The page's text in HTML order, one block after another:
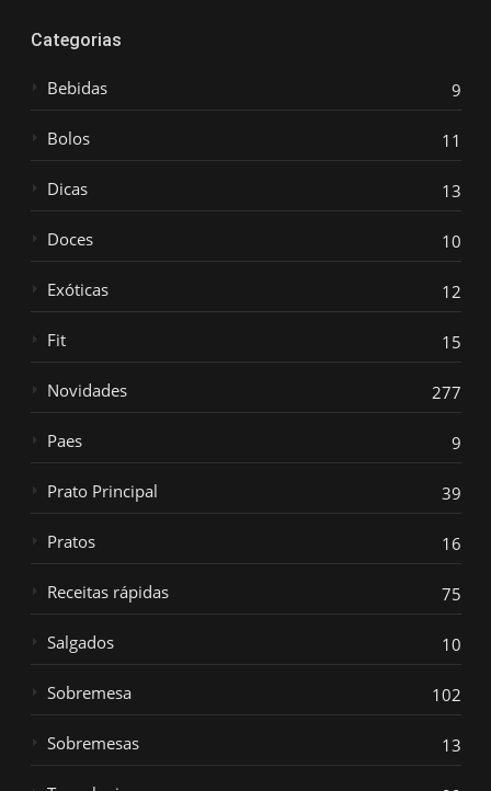
Categorias
Bebidas 9
Bolos 11
Dicas 13
Doces 10
Exóticas 12
Fit 15
Novidades 277
Paes 9
Prato Principal 39
Pratos 16
Receitas rápidas 75
Salgados 10
Sobremesa 102
Sobremesas 13